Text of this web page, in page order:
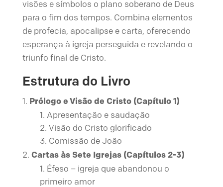
visões e símbolos o plano soberano de Deus
para o fim dos tempos. Combina elementos
de profecia, apocalipse e carta, oferecendo
esperança à igreja perseguida e revelando o
triunfo final de Cristo.
Estrutura do Livro
Prólogo e Visão de Cristo (Capítulo 1)
Apresentação e saudação
Visão do Cristo glorificado
Comissão de João
Cartas às Sete Igrejas (Capítulos 2-3)
Éfeso – igreja que abandonou o
primeiro amor